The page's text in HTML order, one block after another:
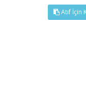
Atıf İçin